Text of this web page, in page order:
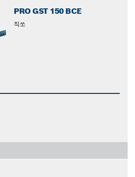
PRO GST 150 BCE
직쏘